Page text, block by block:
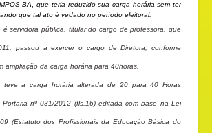
BA,que teria reduzido sua carga horária sem ter
que tal ato é vedado no período eleitoral.
é servidora pública, titular do cargo de professora, que
passou a exercer o cargo de Diretora, conforme
ampliação da carga horária para 40horas.
teve a carga horária alterada de 20 para 40 Horas
Portaria nº 031/2012 (fls.16) editada com base na Lei
(Estatuto dos Profissionais da Educação Básica do